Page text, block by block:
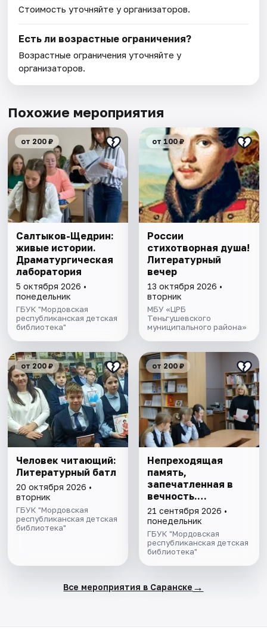
Стоимость уточняйте у организаторов.
Есть ли возрастные ограничения?
Возрастные ограничения уточняйте у
организаторов.
Похожие мероприятия
от 200 ₽
Салтыков-Щедрин:
живые истории.
Драматургическая
лаборатория
5 октября 2026 •
понедельник
ГБУК "Мордовская
республиканская детская
библиотека"
от 100 ₽
России
стихотворная душа!
Литературный
вечер
13 октября 2026 •
вторник
МБУ «ЦРБ
Теньгушевского
муниципального района»
от 200 ₽
Человек читающий:
Литературный батл
20 октября 2026 •
вторник
ГБУК "Мордовская
республиканская детская
библиотека"
от 200 ₽
Непреходящая
память,
запечатленная в
вечность.
Историко-
культурный
экскурс
21 сентября 2026 •
понедельник
ГБУК "Мордовская
республиканская детская
библиотека"
Все мероприятия в Саранске →